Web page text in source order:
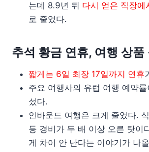
는데 8.9년 뒤 다시 얻은 직장에
로 줄었다.
추석 황금 연휴, 여행 상품
짧게는 6일 최장 17일까지 연휴
주요 여행사의 유럽 여행 예약
섰다.
인바운드 여행은 크게 줄었다.
등 경비가 두 배 이상 오른 탓이
게 차이 안 난다는 이야기가 나